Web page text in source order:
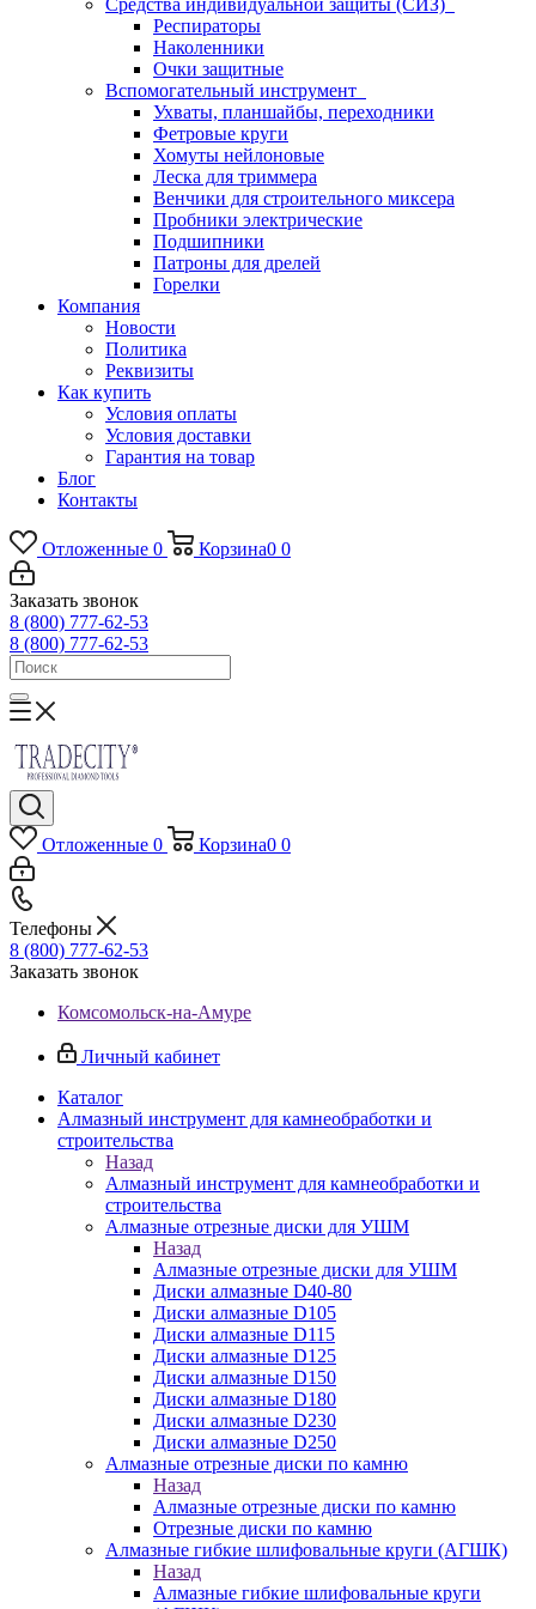
Средства индивидуальной защиты (СИЗ)
Респираторы
Наколенники
Очки защитные
Вспомогательный инструмент
Ухваты, планшайбы, переходники
Фетровые круги
Хомуты нейлоновые
Леска для триммера
Венчики для строительного миксера
Пробники электрические
Подшипники
Патроны для дрелей
Горелки
Компания
Новости
Политика
Реквизиты
Как купить
Условия оплаты
Условия доставки
Гарантия на товар
Блог
Контакты
Отложенные 0 Корзина0 0
Заказать звонок
8 (800) 777-62-53
8 (800) 777-62-53
Отложенные 0 Корзина0 0
Телефоны
8 (800) 777-62-53
Заказать звонок
Комсомольск-на-Амуре
Личный кабинет
Каталог
Алмазный инструмент для камнеобработки и
строительства
Назад
Алмазный инструмент для камнеобработки и
строительства
Алмазные отрезные диски для УШМ
Назад
Алмазные отрезные диски для УШМ
Диски алмазные D40-80
Диски алмазные D105
Диски алмазные D115
Диски алмазные D125
Диски алмазные D150
Диски алмазные D180
Диски алмазные D230
Диски алмазные D250
Алмазные отрезные диски по камню
Назад
Алмазные отрезные диски по камню
Отрезные диски по камню
Алмазные гибкие шлифовальные круги (АГШК)
Назад
Алмазные гибкие шлифовальные круги